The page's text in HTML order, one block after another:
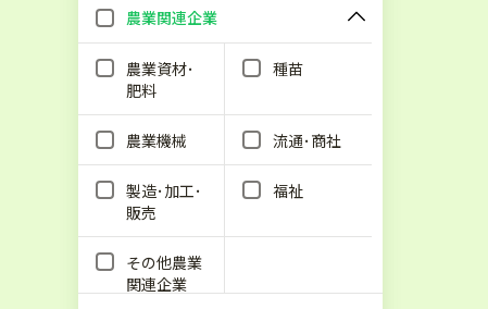
農業関連企業
農業資材･
肥料
種苗
農業機械 流通･商社
製造･加工･
販売
福祉
その他農業
関連企業